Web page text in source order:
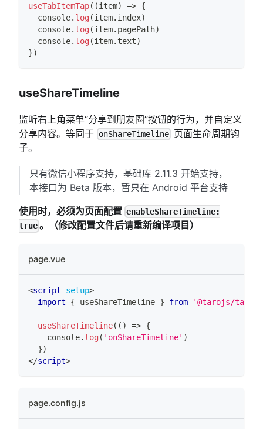
useTabItemTap( (item) => {
console. log(item. index)
console. log(item. pagePath)
console. log(item. text)
})
useShareTimeline
监听右上角菜单“分享到朋友圈”按钮的行为，并自定义
分享内容。等同于 onShareTimeline 页面生命周期钩
子。
只有微信小程序支持，基础库 2.11.3 开始支持，
本接口为 Beta 版本，暂只在 Android 平台支持
使用时，必须为页面配置 enableShareTimeline:
true。（修改配置文件后请重新编译项目）
page.vue
<script setup>
import
{ useShareTimeline } from '@tarojs/taro'
useShareTimeline( ( ) => {
console. log( 'onShareTimeline' )
})
</script>
page.config.js